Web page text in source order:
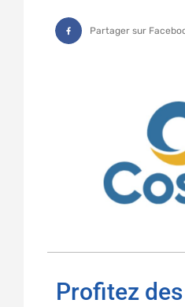
Partager sur
Profitez